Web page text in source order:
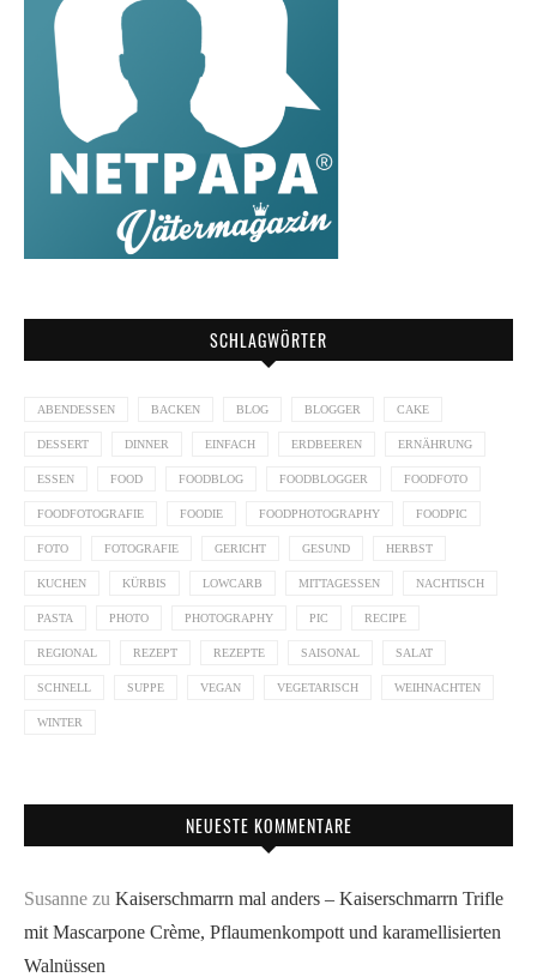
SCHLAGWÖRTER
ABENDESSEN BACKEN BLOG BLOGGER CAKE
DESSERT DINNER EINFACH ERDBEEREN ERNÄHRUNG
ESSEN FOOD FOODBLOG FOODBLOGGER FOODFOTO
FOODFOTOGRAFIE FOODIE FOODPHOTOGRAPHY FOODPIC
FOTO FOTOGRAFIE GERICHT GESUND HERBST
KUCHEN KÜRBIS LOWCARB MITTAGESSEN NACHTISCH
PASTA PHOTO PHOTOGRAPHY PIC RECIPE
REGIONAL REZEPT REZEPTE SAISONAL SALAT
SCHNELL SUPPE VEGAN VEGETARISCH WEIHNACHTEN
WINTER
NEUESTE KOMMENTARE
Susanne zu Kaiserschmarrn mal anders – Kaiserschmarrn Trifle
mit Mascarpone Crème, Pflaumenkompott und karamellisierten
Walnüssen